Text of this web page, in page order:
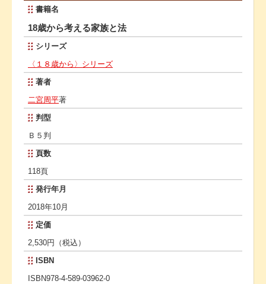
書籍名
18歳から考える家族と法
シリーズ
〈１８歳から〉シリーズ
著者
二宮周平著
判型
Ｂ５判
頁数
118頁
発行年月
2018年10月
定価
2,530円（税込）
ISBN
ISBN978-4-589-03962-0